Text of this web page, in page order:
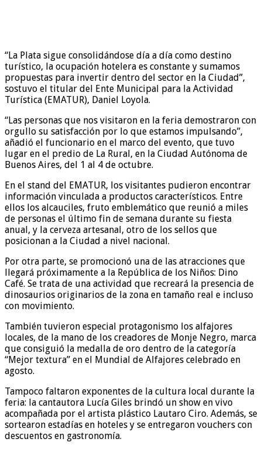
“La Plata sigue consolidándose día a día como destino
turístico, la ocupación hotelera es constante y sumamos
propuestas para invertir dentro del sector en la Ciudad”,
sostuvo el titular del Ente Municipal para la Actividad
Turística (EMATUR), Daniel Loyola.
“Las personas que nos visitaron en la feria demostraron con
orgullo su satisfacción por lo que estamos impulsando”,
añadió el funcionario en el marco del evento, que tuvo
lugar en el predio de La Rural, en la Ciudad Autónoma de
Buenos Aires, del 1 al 4 de octubre.
En el stand del EMATUR, los visitantes pudieron encontrar
información vinculada a productos característicos. Entre
ellos los alcauciles, fruto emblemático que reunió a miles
de personas el último fin de semana durante su fiesta
anual, y la cerveza artesanal, otro de los sellos que
posicionan a la Ciudad a nivel nacional.
Por otra parte, se promocionó una de las atracciones que
llegará próximamente a la República de los Niños: Dino
Café. Se trata de una actividad que recreará la presencia de
dinosaurios originarios de la zona en tamaño real e incluso
con movimiento.
También tuvieron especial protagonismo los alfajores
locales, de la mano de los creadores de Monje Negro, marca
que consiguió la medalla de oro dentro de la categoría
“Mejor textura” en el Mundial de Alfajores celebrado en
agosto.
Tampoco faltaron exponentes de la cultura local durante la
feria: la cantautora Lucía Giles brindó un show en vivo
acompañada por el artista plástico Lautaro Ciro. Además, se
sortearon estadías en hoteles y se entregaron vouchers con
descuentos en gastronomía.